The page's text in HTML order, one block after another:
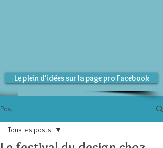
Le plein d'idées sur la page pro Facebook
Post
Tous les posts